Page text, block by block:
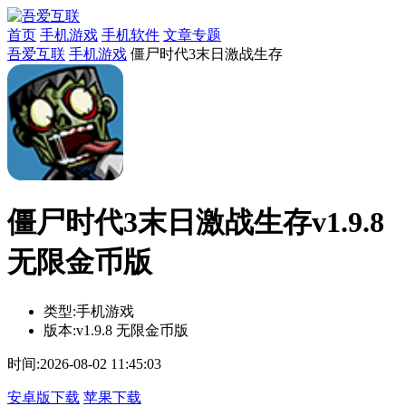
首页 手机游戏 手机软件 文章专题
吾爱互联 手机游戏 僵尸时代3末日激战生存
僵尸时代3末日激战生存v1.9.8
无限金币版
类型:手机游戏
版本:v1.9.8 无限金币版
时间:2026-08-02 11:45:03
安卓版下载 苹果下载